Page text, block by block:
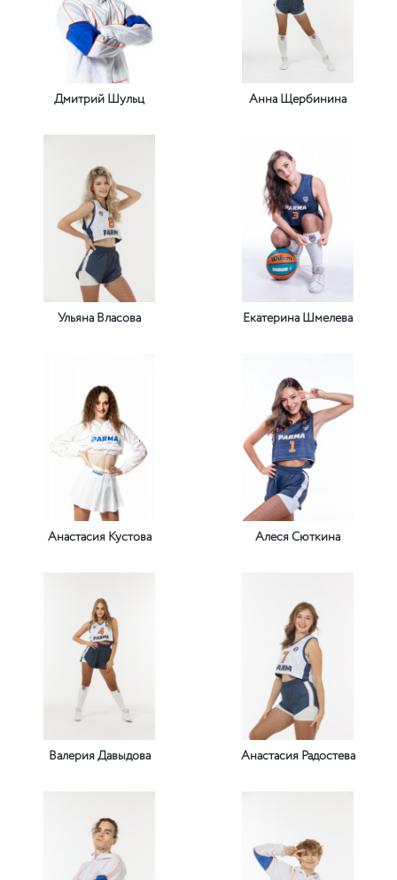
Дмитрий Шульц Анна Щербинина
Ульяна Власова Екатерина Шмелева
Анастасия Кустова Алеся Сюткина
Валерия Давыдова Анастасия Радостева